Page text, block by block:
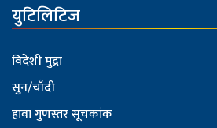
युटिलिटिज
विदेशी मुद्रा
सुन/चाँदी
हावा गुणस्तर सूचकांक